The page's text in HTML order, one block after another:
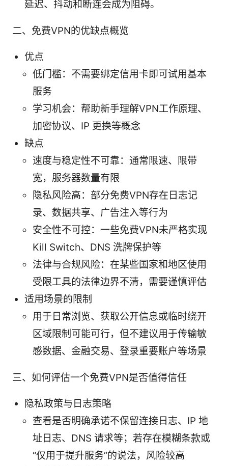
延迟、抖动和断连会成为阻碍。
二、免费VPN的优缺点概览
优点
低门槛：不需要绑定信用卡即可试用基本
服务
学习机会：帮助新手理解VPN工作原理、
加密协议、IP 更换等概念
缺点
速度与稳定性不可靠：通常限速、限带
宽，服务器数量有限
隐私风险高：部分免费VPN存在日志记
录、数据共享、广告注入等行为
安全性不可控：一些免费VPN未严格实现
Kill Switch、DNS 洗牌保护等
法律与合规风险：在某些国家和地区使用
受限工具的法律边界不清，需要谨慎评估
适用场景的限制
用于日常浏览、获取公开信息或临时绕开
区域限制可能可行，但不建议用于传输敏
感数据、金融交易、登录重要账户等场景
三、如何评估一个免费VPN是否值得信任
隐私政策与日志策略
查看是否明确承诺不保留连接日志、IP 地
址日志、DNS 请求等；若存在模糊条款或
“仅用于提升服务”的说法，风险较高